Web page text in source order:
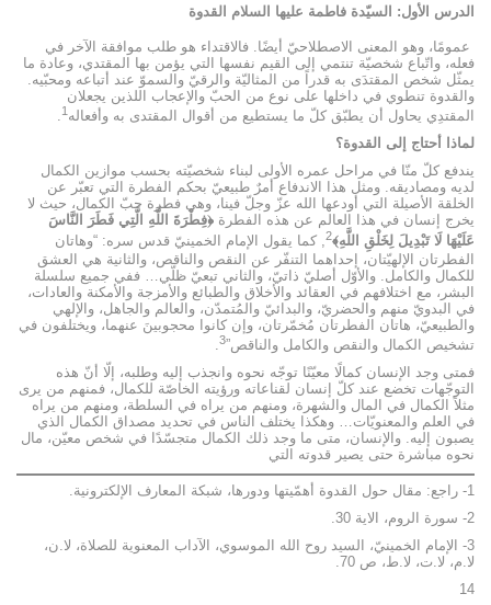
الدرس الأول: السيّدة فاطمة عليها السلام القدوة
عمومًا، وهو المعنى الاصطلاحيّ أيضًا. فالاقتداء هو طلب موافقة الآخر في
فعله، واتّباع شخصيّة تنتمي إلى القيم نفسها التي يؤمن بها المقتدي، وعادة ما
يمثّل شخص المقتدَى به قدراً من المثاليّة والرقيّ والسموّ عند أتباعه ومحبّيه.
والقدوة تنطوي في داخلها على نوع من الحبّ والإعجاب اللذين يجعلان
المقتدِي يحاول أن يطبّق كلّ ما يستطيع من أقوال المقتدى به وأفعاله 1
.
لماذا أحتاج إلى القدوة؟
يندفع كلّ منّا في مراحل عمره الأولى لبناء شخصيّته بحسب موازين الكمال
لديه ومصاديقه. ومثل هذا الاندفاع أمرٌ طبيعيّ بحكم الفطرة التي تعبّر عن
الخلقة الأصيلة التي أودعها الله عزّ وجلّ فينا، وهي فطرة حبّ الكمال، حيث لا
يخرج إنسان في هذا العالم عن هذه الفطرة ﴿فِطْرَةَ اللَّهِ الَّتِي فَطَرَ النَّاسَ
عَلَيْهَا لَا تَبْدِيلَ لِخَلْقِ اللَّهِ﴾2, كما يقول الإمام الخمينيّ قدس سره: “وهاتان
الفطرتان الإلهيّتان، إحداهما التنفّر عن النقص والناقص، والثانية هي العشق
للكمال والكامل. والأوّل أصليّ ذاتيّ، والثاني تبعيّ ظلّي… ففي جميع سلسلة
البشر، مع اختلافهم في العقائد والأخلاق والطبائع والأمزجة والأمكنة والعادات،
في البدويّ منهم والحضريّ، والبدائيّ والمُتمدّن، والعالم والجاهل، والإلهي
والطبيعيّ، هاتان الفطرتان مُخمّرتان، وإن كانوا محجوبينَ عنهما، ويختلفون في
تشخيص الكمال والنقص والكامل والناقص”3
فمتى وجد الإنسان كمالًا معيّنًا توجّه نحوه وانجذب إليه وطلبه، إلّا أنّ هذه
التوجّهات تخضع عند كلّ إنسان لقناعاته ورؤيته الخاصّة للكمال، فمنهم من يرى
مثلاً الكمال في المال والشهرة، ومنهم من يراه في السلطة، ومنهم من يراه
في العلم والمعنويّات… وهكذا يختلف الناس في تحديد مصداق الكمال الذي
يصبون إليه. والإنسان، متى ما وجد ذلك الكمال متجسّدًا في شخص معيّن، مال
نحوه مباشرة حتى يصير قدوته التي
1- راجع: مقال حول القدوة أهمّيتها ودورها، شبكة المعارف الإلكترونية.
2- سورة الروم، الاية 30.
3- الإمام الخمينيّ، السيد روح الله الموسوي، الآداب المعنوية للصلاة، لا.ن،
لا.م، لا.ت، لا.ط، ص 70.
14